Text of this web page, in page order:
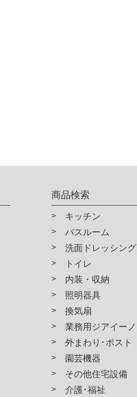
商品検索
キッチン
バスルーム
洗面ドレッシング
トイレ
内装・収納
照明器具
換気扇
業務用ジアイーノ
外まわり･ポスト
園芸機器
その他住宅設備
介護･福祉